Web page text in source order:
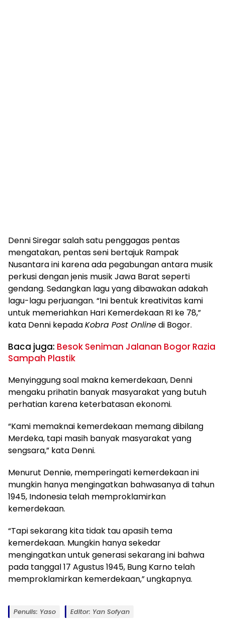
Denni Siregar salah satu penggagas pentas
mengatakan, pentas seni bertajuk Rampak
Nusantara ini karena ada pegabungan antara musik
perkusi dengan jenis musik Jawa Barat seperti
gendang. Sedangkan lagu yang dibawakan adakah
lagu-lagu perjuangan. “Ini bentuk kreativitas kami
untuk memeriahkan Hari Kemerdekaan RI ke 78,”
kata Denni kepadaKobra Post Onlinedi Bogor.
Baca juga: Besok Seniman Jalanan Bogor Razia
Sampah Plastik
Menyinggung soal makna kemerdekaan, Denni
mengaku prihatin banyak masyarakat yang butuh
perhatian karena keterbatasan ekonomi.
“Kami memaknai kemerdekaan memang dibilang
Merdeka, tapi masih banyak masyarakat yang
sengsara,” kata Denni.
Menurut Dennie, memperingati kemerdekaan ini
mungkin hanya mengingatkan bahwasanya di tahun
1945, Indonesia telah memproklamirkan
kemerdekaan.
“Tapi sekarang kita tidak tau apasih tema
kemerdekaan. Mungkin hanya sekedar
mengingatkan untuk generasi sekarang ini bahwa
pada tanggal 17 Agustus 1945, Bung Karno telah
memproklamirkan kemerdekaan,” ungkapnya.
Penulis: Yaso Editor: Yan Sofyan